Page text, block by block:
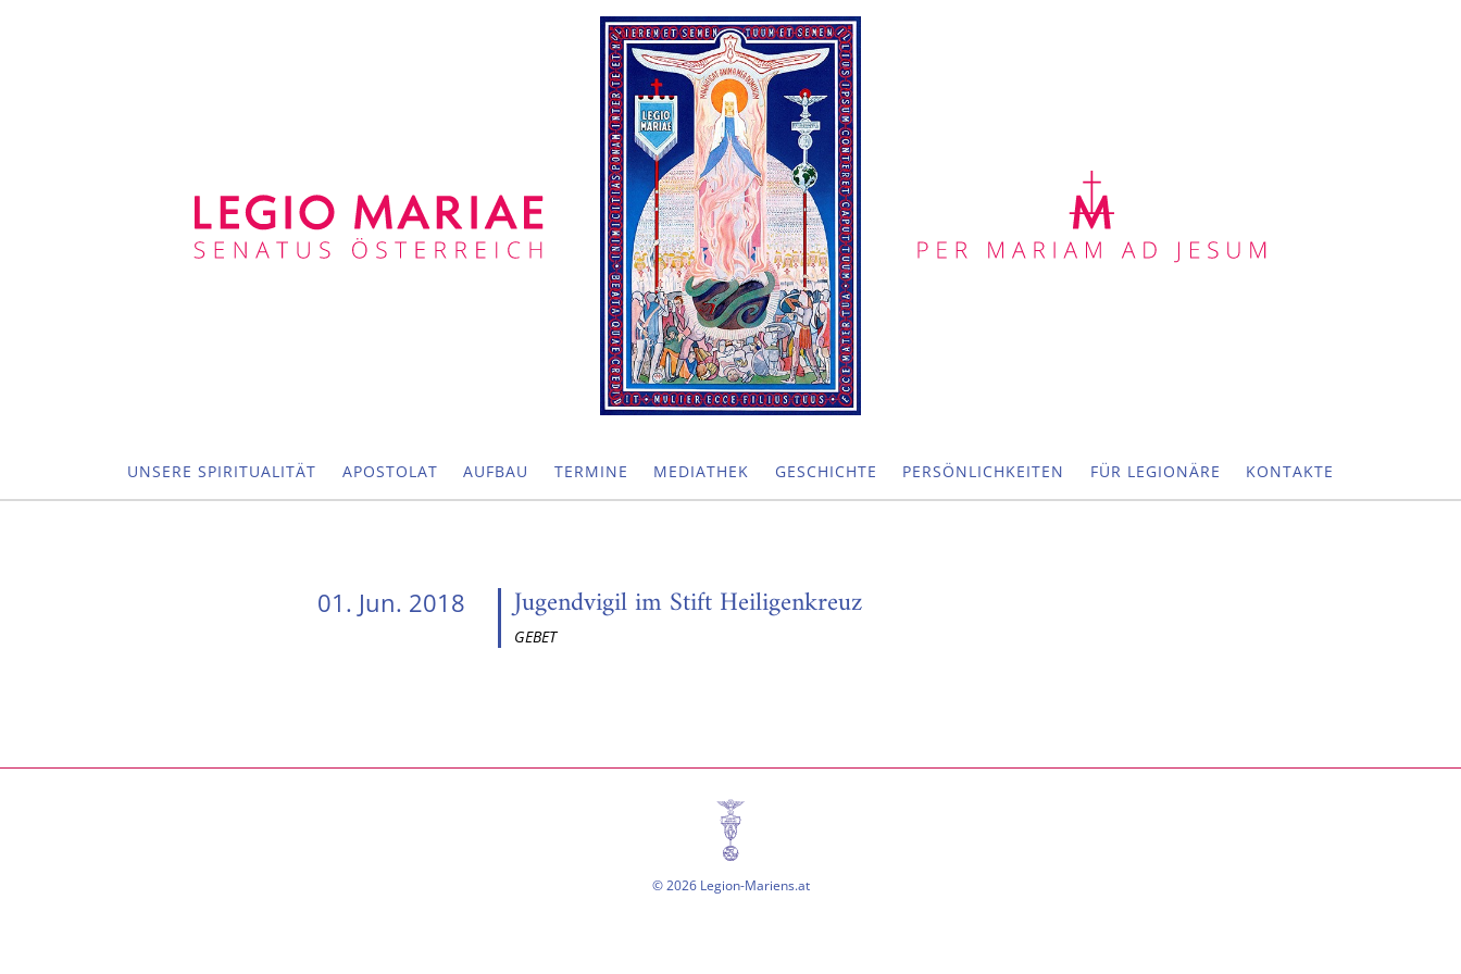
UNSERE SPIRITUALITÄT APOSTOLAT AUFBAU TERMINE MEDIATHEK GESCHICHTE PERSÖNLICHKEITEN FÜR LEGIONÄRE KONTAKTE
01. Jun. 2018 Jugendvigil im Stift Heiligenkreuz
GEBET
© 2026 Legion-Mariens.at